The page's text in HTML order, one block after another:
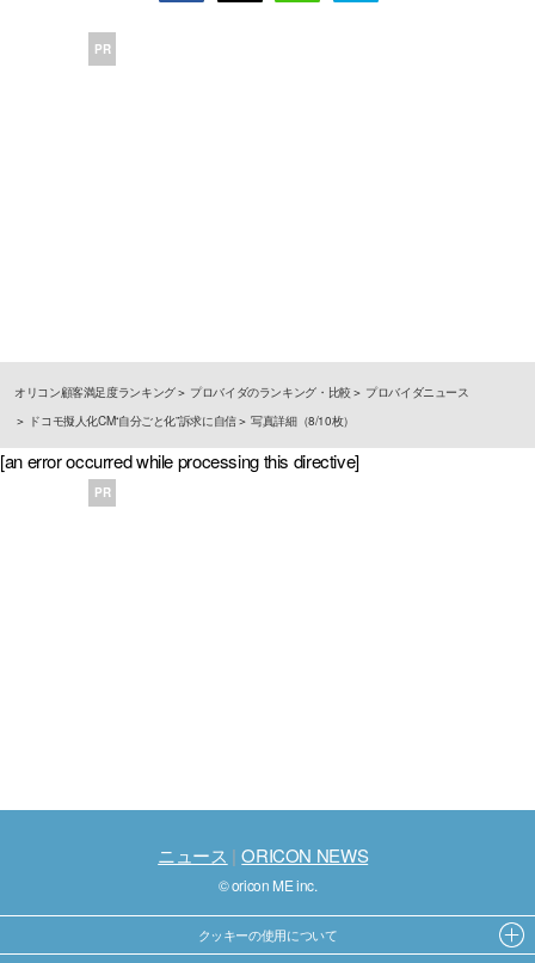
PR
オリコン顧客満足度ランキング プロバイダのランキング・比較
プロバイダニュース
ドコモ擬人化CM“自分ごと化”訴求に自信
写真詳細（8/10枚）
[an error occurred while processing this directive]
PR
ニュース ORICON NEWS
© oricon ME inc.
クッキーの使用について